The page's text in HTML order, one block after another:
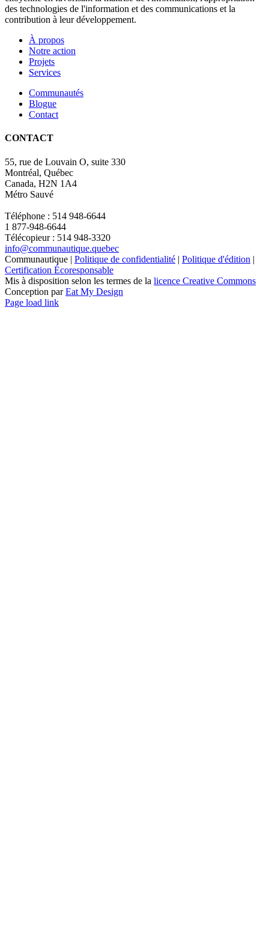
des technologies de l'information et des communications et la
contribution à leur développement.
À propos
Notre action
Projets
Services
Communautés
Blogue
Contact
CONTACT
55, rue de Louvain O, suite 330
Montréal, Québec
Canada, H2N 1A4
Métro Sauvé
Téléphone : 514 948-6644
1 877-948-6644
Télécopieur : 514 948-3320
info@communautique.quebec
Communautique | Politique de confidentialité | Politique d'édition |
Certification Écoresponsable
Mis à disposition selon les termes de la licence Creative Commons
Conception parEat My Design
Facebook
YouTube
LinkedIn
Email
Page load link